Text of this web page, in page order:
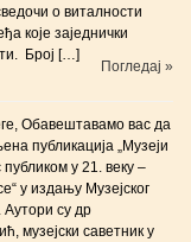
о виталности
које заједнички
Број […]
Погледај »
Обавештавамо вас да
публикација „Музеји
публиком у 21. веку –
у издању Музејског
Аутори су др
музејски саветник у